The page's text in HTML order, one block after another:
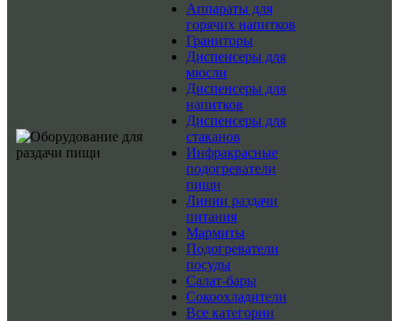
Аппараты для
горячих напитков
Граниторы
Диспенсеры для
мюсли
Диспенсеры для
напитков
Диспенсеры для
стаканов
Инфракрасные
подогреватели
пищи
Линии раздачи
питания
Мармиты
Подогреватели
посуды
Салат-бары
Сокоохладители
Все категории